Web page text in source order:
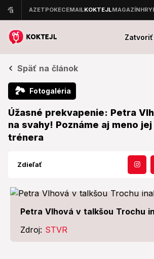
Späť na článok
🏞 Fotogaléria
Úžasné prekvapenie: Petra
na svahy! Poznáme aj meno
trénera
Zdieľať
Petra Vlhová v talkšou Trochu
Zdroj: STVR